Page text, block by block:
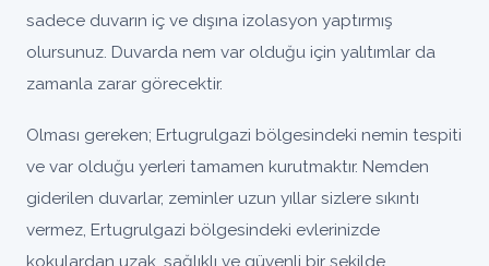
sadece duvarın iç ve dışına izolasyon yaptırmış
olursunuz. Duvarda nem var olduğu için yalıtımlar da
zamanla zarar görecektir.
Olması gereken; Ertugrulgazi bölgesindeki nemin tespiti
ve var olduğu yerleri tamamen kurutmaktır. Nemden
giderilen duvarlar, zeminler uzun yıllar sizlere sıkıntı
vermez, Ertugrulgazi bölgesindeki evlerinizde
kokulardan uzak, sağlıklı ve güvenli bir şekilde